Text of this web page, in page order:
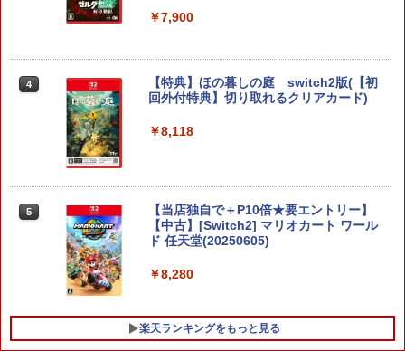
￥7,900
4
【特典】ほの暮しの庭 switch2版(【初
回外付特典】切り取れるクリアカード)
￥8,118
5
【当店独自で＋P10倍★要エントリー】
【中古】[Switch2] マリオカート ワール
ド 任天堂(20250605)
￥8,280
楽天ランキングをもっと見る